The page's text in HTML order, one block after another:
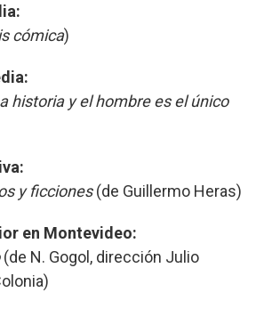
cómica)
historia y el hombre es el único
y ficciones(de Guillermo Heras)
en Montevideo:
(de N. Gogol, dirección Julio